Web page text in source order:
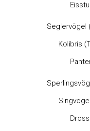
Seglervögel
Kolibris